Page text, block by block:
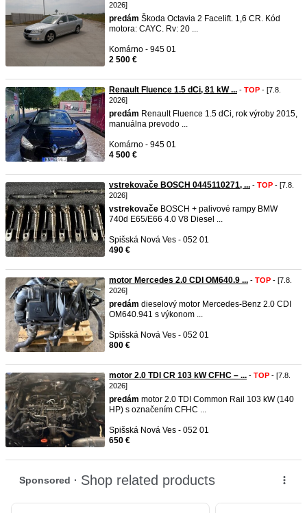
2026]
predám Škoda Octavia 2 Facelift. 1,6 CR. Kód
motora: CAYC. Rv: 20 ...
Komárno - 945 01
2 500 €
Renault Fluence 1.5 dCi, 81 kW ... - TOP - [7.8.
2026]
predám Renault Fluence 1.5 dCi, rok výroby 2015,
manuálna prevodo ...
Komárno - 945 01
4 500 €
vstrekovače BOSCH 0445110271, ... - TOP - [7.8.
2026]
vstrekovače BOSCH + palivové rampy BMW
740d E65/E66 4.0 V8 Diesel ...
Spišská Nová Ves - 052 01
490 €
motor Mercedes 2.0 CDI OM640.9 ... - TOP - [7.8.
2026]
predám dieselový motor Mercedes-Benz 2.0 CDI
OM640.941 s výkonom ...
Spišská Nová Ves - 052 01
800 €
motor 2.0 TDI CR 103 kW CFHC – ... - TOP - [7.8.
2026]
predám motor 2.0 TDI Common Rail 103 kW (140
HP) s označením CFHC ...
Spišská Nová Ves - 052 01
650 €